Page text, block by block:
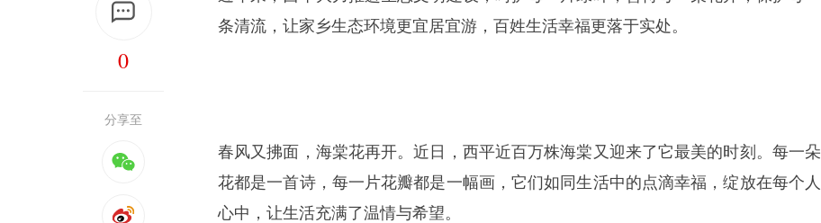
0
分享至
条清流，让家乡生态环境更宜居宜游，百姓生活幸福更落于实处。
春风又拂面，海棠花再开。近日，西平近百万株海棠又迎来了它最美的时刻。每一朵
花都是一首诗，每一片花瓣都是一幅画，它们如同生活中的点滴幸福，绽放在每个人
心中，让生活充满了温情与希望。